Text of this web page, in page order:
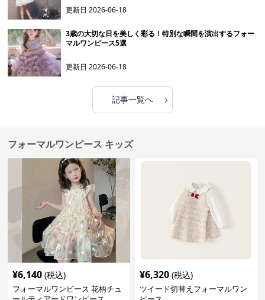
更新日2026-06-18
3歳の大切な日を美しく彩る！特別な瞬間を演出するフォー
マルワンピース5選
更新日2026-06-18
記事一覧へ ›
フォーマルワンピース キッズ
¥6,140 (税込)
フォーマルワンピース 花柄チュ
¥6,320 (税込)
ツイード切替えフォーマルワン